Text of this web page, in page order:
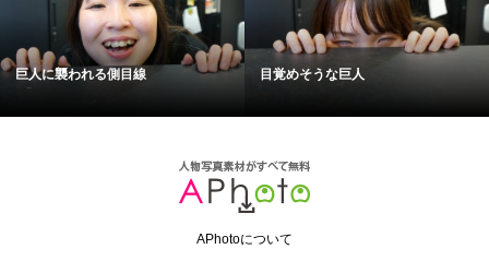
巨人に襲われる側目線 目覚めそうな巨人
APhotoについて